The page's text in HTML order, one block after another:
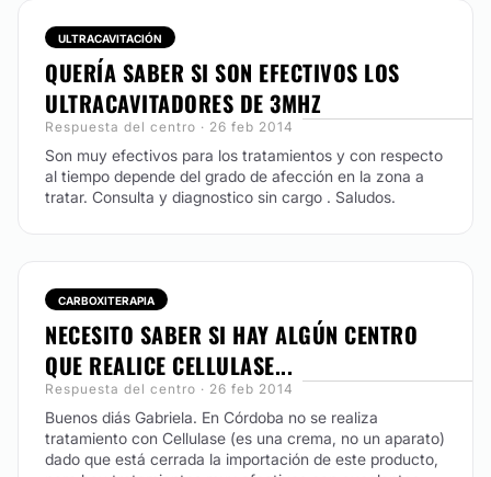
ULTRACAVITACIÓN
QUERÍA SABER SI SON EFECTIVOS LOS
ULTRACAVITADORES DE 3MHZ
Respuesta del centro · 26 feb 2014
Son muy efectivos para los tratamientos y con respecto
al tiempo depende del grado de afección en la zona a
tratar. Consulta y diagnostico sin cargo . Saludos.
CARBOXITERAPIA
NECESITO SABER SI HAY ALGÚN CENTRO
QUE REALICE CELLULASE...
Respuesta del centro · 26 feb 2014
Buenos diás Gabriela. En Córdoba no se realiza
tratamiento con Cellulase (es una crema, no un aparato)
dado que está cerrada la importación de este producto,